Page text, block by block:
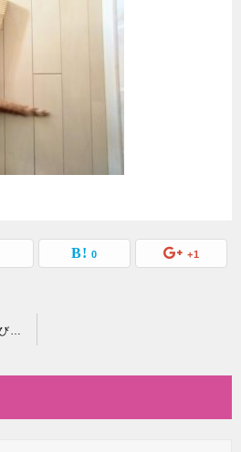
0 +1
知らなきゃ損!猫の爪とぎ及びまたたびの効果的な使い方について!